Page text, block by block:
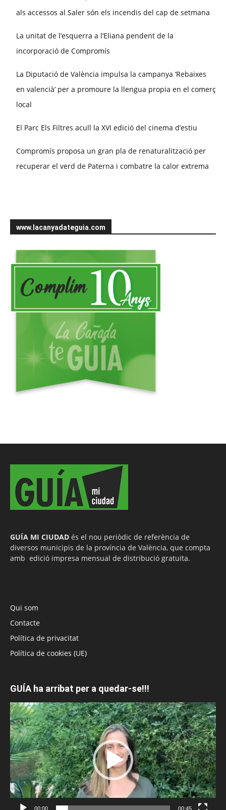
als accessos al Saler són els incendis del cap de setmana
La unitat de l’esquerra a l’Eliana pendent de la
incorporació de Compromís
La Diputació de València impulsa la campanya ‘Rebaixes
en valencià’ per a promoure la llengua propia en el comerç
local
El Parc Els Filtres acull la XVI edició del cinema d’estiu
Compromís proposa un gran pla de renaturalització per
recuperar el verd de Paterna i combatre la calor extrema
www.lacanyadateguia.com
GUÍA MI CIUDAD és el nou periòdic de referència de
diversos municipis de la província de València, que compta
amb edició impresa mensual de distribució gratuïta.
Qui som
Contacte
Política de privacitat
Política de cookies (UE)
GUÍA ha arribat per a quedar-se!!!
Reproductor
de
vídeo
00:00 00:45